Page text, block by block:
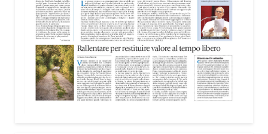
pomeriggio, alla Mediateca del Mediterraneo
(MEM), l’incontro con l’arcivescovo monsignor
Giuseppe Baturi ha approfondito il ruolo dei giovani
nella costruzione di ponti tra culture e popoli, con
un confronto inserito nel percorso “Cagliari Città
della Pace e del Mediterraneo”, progetto che
promuove il dialogo e la collaborazione tra le